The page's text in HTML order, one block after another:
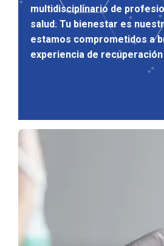
multidisciplinario de
salud. Tu bienestar es
estamos comprometidos a
experiencia de